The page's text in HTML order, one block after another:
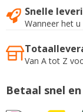
Snelle
Wanneer het
Van A tot Z
Betaal snel